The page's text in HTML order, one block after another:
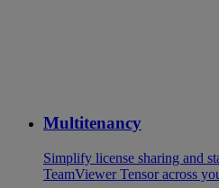
Multitenancy
Simplify license sharing and
TeamViewer Tensor across